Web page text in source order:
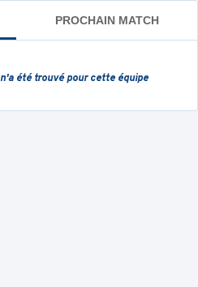
PROCHAIN MATCH
n'a été trouvé pour cette équipe